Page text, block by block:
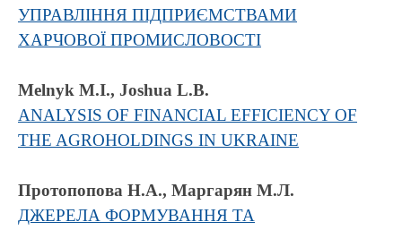
УПРАВЛІННЯ ПІДПРИЄМСТВАМИ
ХАРЧОВОЇ ПРОМИСЛОВОСТІ
Melnyk M.I., Joshua L.B.
ANALYSIS OF FINANCIAL EFFICIENCY OF
THE AGROHOLDINGS IN UKRAINE
Протопопова Н.А., Маргарян М.Л.
ДЖЕРЕЛА ФОРМУВАННЯ ТА